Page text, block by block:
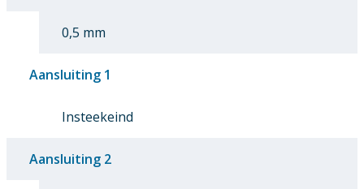
0,5 mm
Aansluiting 1
Insteekeind
Aansluiting 2